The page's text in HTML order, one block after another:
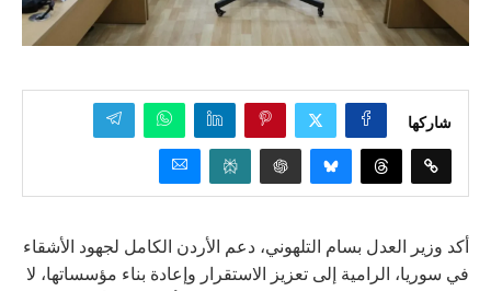
شاركها
أكد وزير العدل بسام التلهوني، دعم الأردن الكامل لجهود الأشقاء
في سوريا، الرامية إلى تعزيز الاستقرار وإعادة بناء مؤسساتها، لا